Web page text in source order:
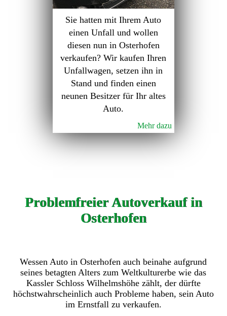
Sie hatten mit Ihrem Auto
einen Unfall und wollen
diesen nun in Osterhofen
verkaufen? Wir kaufen Ihren
Unfallwagen, setzen ihn in
Stand und finden einen
neunen Besitzer für Ihr altes
Auto.
Mehr dazu
Problemfreier Autoverkauf in
Osterhofen
Wessen Auto in Osterhofen auch beinahe aufgrund
seines betagten Alters zum Weltkulturerbe wie das
Kassler Schloss Wilhelmshöhe zählt, der dürfte
höchstwahrscheinlich auch Probleme haben, sein Auto
im Ernstfall zu verkaufen.